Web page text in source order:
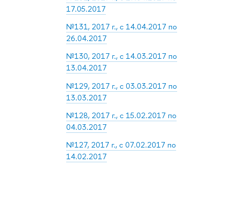
17.05.2017
№131, 2017 г., с 14.04.2017 по
26.04.2017
№130, 2017 г., с 14.03.2017 по
13.04.2017
№129, 2017 г., с 03.03.2017 по
13.03.2017
№128, 2017 г., с 15.02.2017 по
04.03.2017
№127, 2017 г., с 07.02.2017 по
14.02.2017